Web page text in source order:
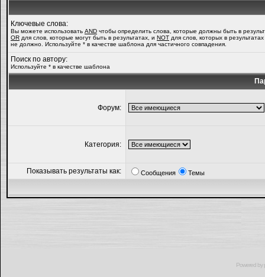
Ключевые слова:
Вы можете использовать AND чтобы определить слова, которые должны быть в
OR для слов, которые могут быть в результатах, и NOT для слов, которых в
не должно. Используйте * в качестве шаблона для частичного совпадения.
Поиск по автору:
Используйте * в качестве шаблона
Форум:
Категория:
Показывать результаты как: Сообщения Темы
Powered by